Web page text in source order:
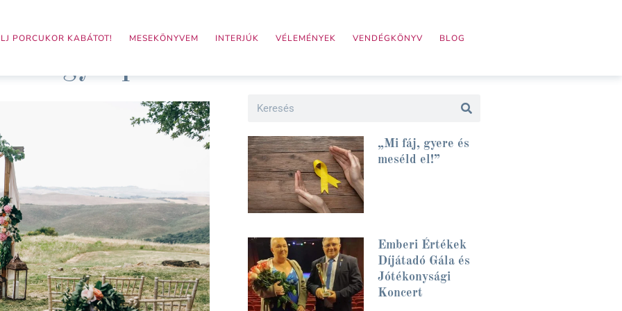
PORCUKOR KABÁTOT! MESEKÖNYVEM INTERJÚK VÉLEMÉNYEK VENDÉGKÖNYV BLOG
nagynap
Search
„Mi fáj, gyere és
meséld el!”
Emberi Értékek
Díjátadó Gála és
Jótékonysági
Koncert